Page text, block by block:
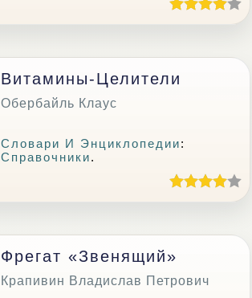
Витамины-Целители
Обербайль Клаус
Словари И Энциклопедии:
Справочники.
Фрегат «Звенящий»
Крапивин Владислав Петрович